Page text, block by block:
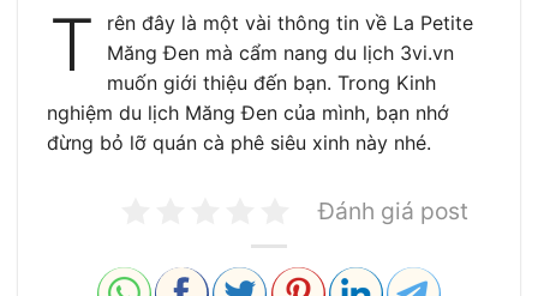
T
rên đây là một vài thông tin về La Petite
Măng Đen mà cẩm nang du lịch 3vi.vn
muốn giới thiệu đến bạn. Trong Kinh
nghiệm du lịch Măng Đen của mình, bạn nhớ
đừng bỏ lỡ quán cà phê siêu xinh này nhé.
Đánh giá post